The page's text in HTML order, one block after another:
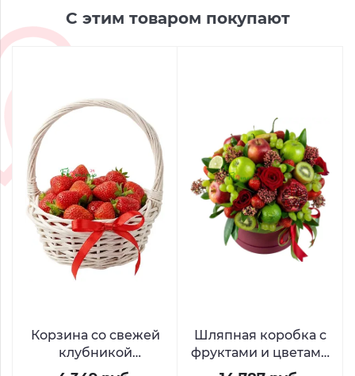
С этим товаром покупают
Корзина со свежей
клубникой
«Лукошко с
Шляпная коробка с
фруктами и цветами
«Рубиновый сад»